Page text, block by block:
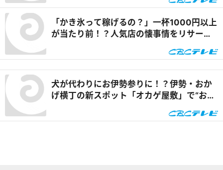
「かき氷って稼げるの？」一杯1000円以上
が当たり前！？人気店の懐事情をリサーチ
犬が代わりにお伊勢参りに！？伊勢・おか
げ横丁の新スポット「オカゲ屋敷」で“おか